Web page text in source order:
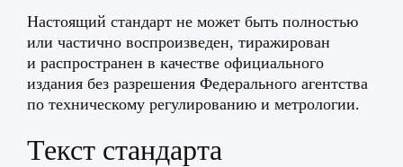
Настоящий стандарт не может быть полностью
или частично воспроизведен, тиражирован
и распространен в качестве официального
издания без разрешения Федерального агентства
по техническому регулированию и метрологии.
Текст стандарта